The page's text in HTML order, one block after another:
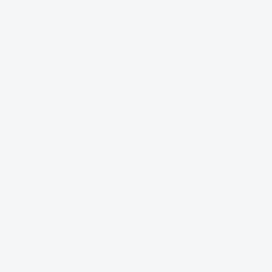
: दिनचर्या न्यूज या